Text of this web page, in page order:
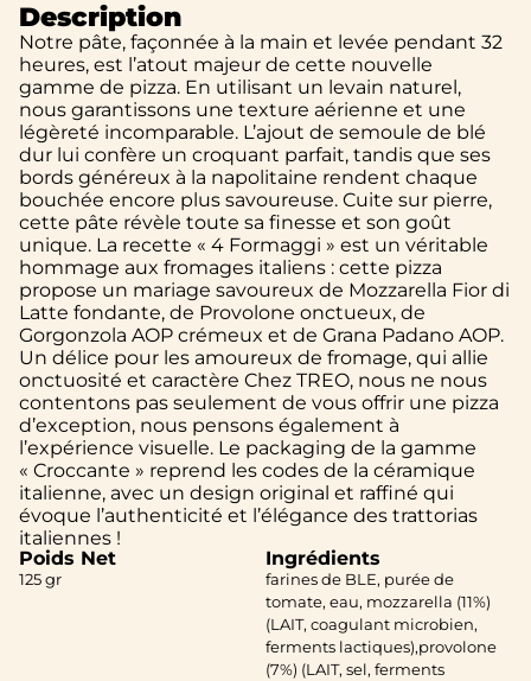
Description
Notre pâte, façonnée à la main et levée pendant 32
heures, est l’atout majeur de cette nouvelle
gamme de pizza. En utilisant un levain naturel,
nous garantissons une texture aérienne et une
légèreté incomparable. L’ajout de semoule de blé
dur lui confère un croquant parfait, tandis que ses
bords généreux à la napolitaine rendent chaque
bouchée encore plus savoureuse. Cuite sur pierre,
cette pâte révèle toute sa finesse et son goût
unique. La recette « 4 Formaggi » est un véritable
hommage aux fromages italiens : cette pizza
propose un mariage savoureux de Mozzarella Fior di
Latte fondante, de Provolone onctueux, de
Gorgonzola AOP crémeux et de Grana Padano AOP.
Un délice pour les amoureux de fromage, qui allie
onctuosité et caractère Chez TREO, nous ne nous
contentons pas seulement de vous offrir une pizza
d’exception, nous pensons également à
l’expérience visuelle. Le packaging de la gamme
« Croccante » reprend les codes de la céramique
italienne, avec un design original et raffiné qui
évoque l’authenticité et l’élégance des trattorias
italiennes !
Poids Net
125 gr
Ingrédients
farines de BLE, purée de
tomate, eau, mozzarella (11%)
(LAIT, coagulant microbien,
ferments lactiques),provolone
(7%) (LAIT, sel, ferments